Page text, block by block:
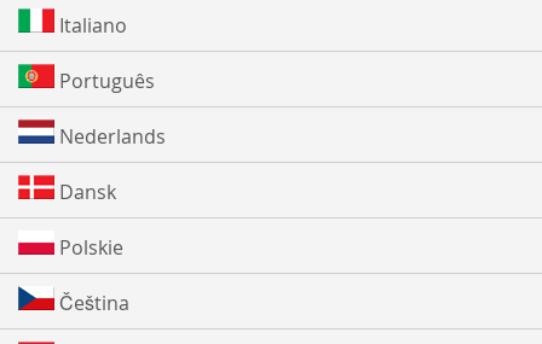
Italiano
Português
Nederlands
Dansk
Polskie
Čeština